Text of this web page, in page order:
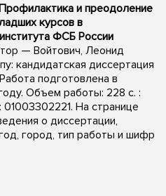
и преодоление
курсов в
ФСБ России
— Войтович, Леонид
кандидатская диссертация
подготовлена в
Объем работы: 228 с. :
01003302221. На странице
о диссертации,
город, тип работы и шифр